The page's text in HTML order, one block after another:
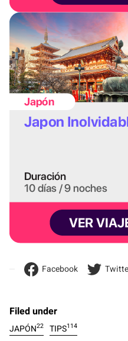
Facebook
Filed under
JAPÓN22 TIPS114